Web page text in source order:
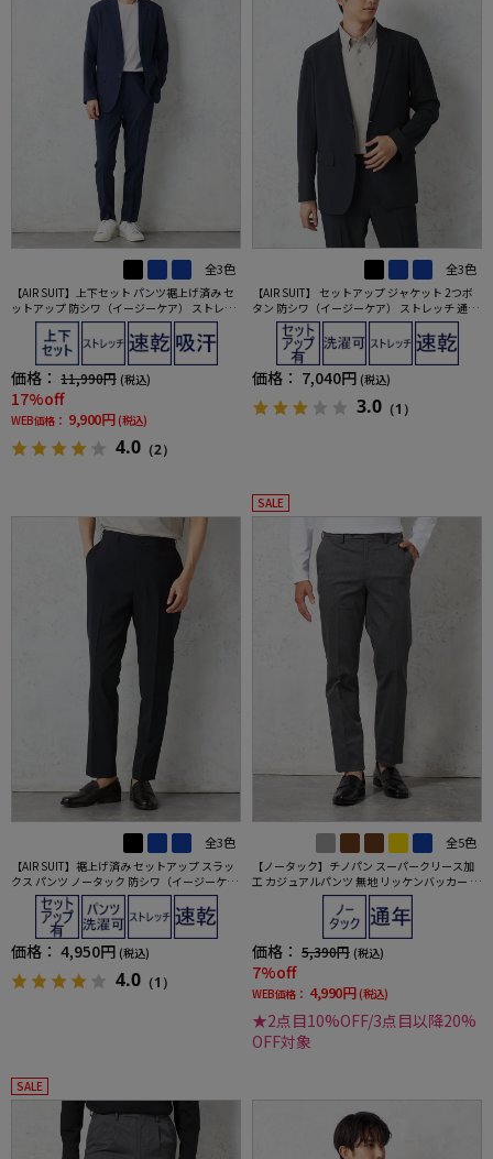
全3色
【AIR SUIT】上下セット パンツ裾上げ済み セ
ットアップ 防シワ（イージーケア） ストレッ
チ 通年 吸汗速乾 UVカット 2つボタンジャケッ
ト ノータックスラックス 春夏
価格： 11,990円 (税込)
17%off
WEB価格： 9,900円 (税込)
4.0 （2）
全3色
【AIR SUIT】 セットアップ ジャケット 2つボ
タン 防シワ（イージーケア） ストレッチ 通年
吸汗速乾 UVカット 春夏
価格： 7,040円 (税込)
3.0 （1）
全3色
【AIR SUIT】裾上げ済み セットアップ スラッ
クス パンツ ノータック 防シワ（イージーケ
ア） ストレッチ 通年 吸水速乾 UVカット 春夏
価格： 4,950円 (税込)
4.0 （1）
SALE
全5色
【ノータック】チノパン スーパークリース加
工 カジュアルパンツ 無地 リッケンバッカー 通
価格： 5,390円 (税込)
7%off
WEB価格： 4,990円 (税込)
★2点目10%OFF/3点目以降20%
OFF対象
SALE